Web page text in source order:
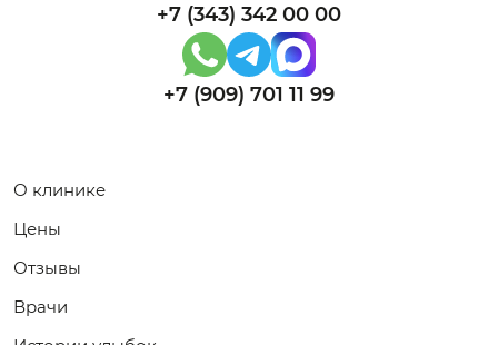
+7 (343) 342 00 00
+7 (909) 701 11 99
О клинике
Цены
Отзывы
Врачи